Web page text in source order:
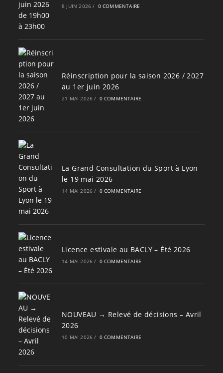
8 JUIN 2026 / 0 COMMENTAIRE
Réinscription pour la saison 2026 / 2027
au 1er juin 2026
21 MAI 2026 / 0 COMMENTAIRE
La Grand Consultation du Sport à Lyon
le 19 mai 2026
14 MAI 2026 / 0 COMMENTAIRE
Licence estivale au BACLY – Été 2026
14 MAI 2026 / 0 COMMENTAIRE
NOUVEAU → Relevé de décisions – Avril
2026
10 MAI 2026 / 0 COMMENTAIRE